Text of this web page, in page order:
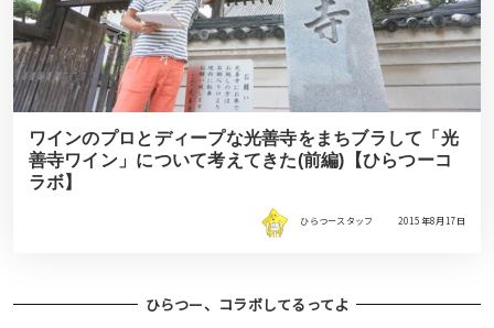
ワインのプロとディープな光善寺をまちブラして「光
善寺ワイン」について考えてきた(前編)【ひらつーコ
ラボ】
ひらつースタッフ 2015年8月17日
ひらつー、コラボしてるってよ